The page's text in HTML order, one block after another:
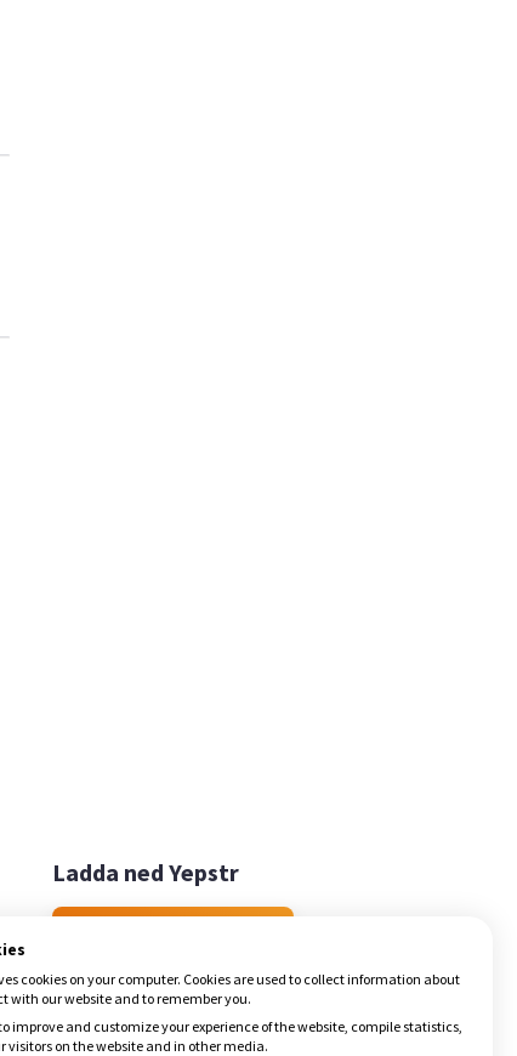
Ladda ned Yepstr
cookies on your computer. Cookies are used to collect information about
with our website and to remember you.
improve and customize your experience of the website, compile statistics,
visitors on the website and in other media.